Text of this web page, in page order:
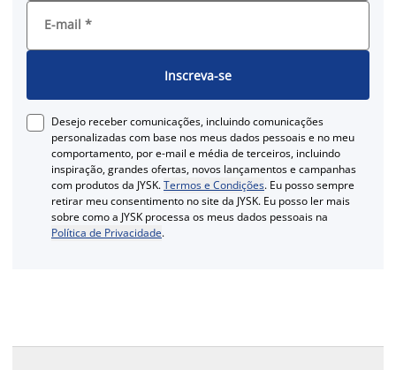
E-mail *
Inscreva-se
Desejo receber comunicações, incluindo comunicações
personalizadas com base nos meus dados pessoais e no meu
comportamento, por e-mail e média de terceiros, incluindo
inspiração, grandes ofertas, novos lançamentos e campanhas
com produtos da JYSK.Termos e Condições. Eu posso sempre
retirar meu consentimento no site da JYSK. Eu posso ler mais
sobre como a JYSK processa os meus dados pessoais na
Política de Privacidade.